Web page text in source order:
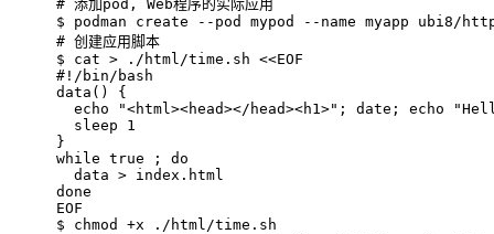
# 添加pod, Web程序的实际应用
$ podman create --pod mypod --name myapp ubi8/
# 创建应用脚本
$ cat > ./html/time.sh <<EOF
# !/bin/bash
data() {
echo "<html><head></head><h1>"; date; echo
  sleep 1
}
while true ; do
  data > index.html
done
EOF
$ chmod +x ./html/time.sh